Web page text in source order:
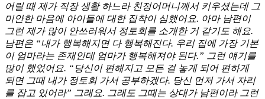
어릴 때 제가 직장 생활 하느라 친정어머니께서 키우셨는데 그
미안한 마음에 아이들에 대한 집착이 심했어요. 아마 남편이
그런 제가 많이 안쓰러워서 정토회를 소개한 거 같기도 해요.
남편은 “내가 행복해지면 다 행복해진다. 우리 집에 가장 기본
이 엄마라는 존재인데 엄마가 행복해져야 된다.” 그런 얘기를
많이 했었어요. “당신이 편해지고 모든 걸 놓게 되어 편하게
되면 그때 내가 정토회 가서 공부하겠다. 당신 먼저 가서 자리
를 잡고 있어라” 그래요. 그래도 그때는 상대가 남편이라 그런